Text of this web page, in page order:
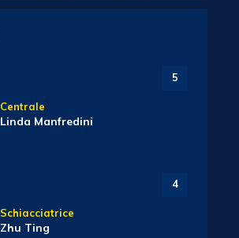
5
Centrale
Linda Manfredini
4
Schiacciatrice
Zhu Ting